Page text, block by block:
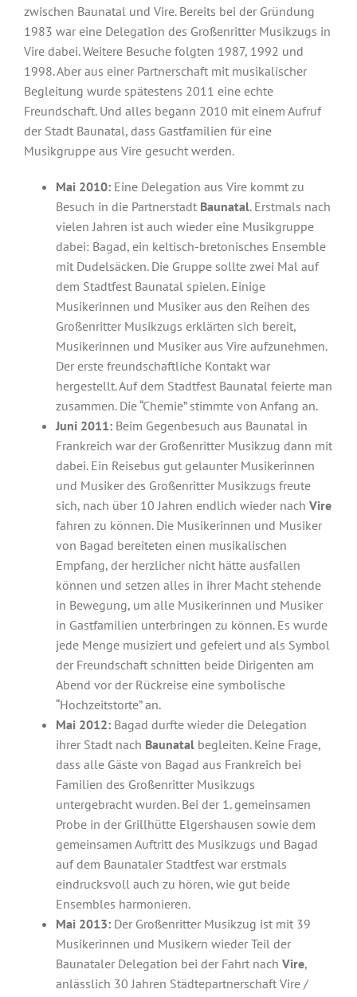
zwischen Baunatal und Vire. Bereits bei der Gründung
1983 war eine Delegation des Großenritter Musikzugs in
Vire dabei. Weitere Besuche folgten 1987, 1992 und
1998. Aber aus einer Partnerschaft mit musikalischer
Begleitung wurde spätestens 2011 eine echte
Freundschaft. Und alles begann 2010 mit einem Aufruf
der Stadt Baunatal, dass Gastfamilien für eine
Musikgruppe aus Vire gesucht werden.
Mai 2010:Eine Delegation aus Vire kommt zu
Besuch in die Partnerstadt Baunatal. Erstmals nach
vielen Jahren ist auch wieder eine Musikgruppe
dabei: Bagad, ein keltisch-bretonisches Ensemble
mit Dudelsäcken. Die Gruppe sollte zwei Mal auf
dem Stadtfest Baunatal spielen. Einige
Musikerinnen und Musiker aus den Reihen des
Großenritter Musikzugs erklärten sich bereit,
Musikerinnen und Musiker aus Vire aufzunehmen.
Der erste freundschaftliche Kontakt war
hergestellt. Auf dem Stadtfest Baunatal feierte man
zusammen. Die “Chemie” stimmte von Anfang an.
Juni 2011:Beim Gegenbesuch aus Baunatal in
Frankreich war der Großenritter Musikzug dann mit
dabei. Ein Reisebus gut gelaunter Musikerinnen
und Musiker des Großenritter Musikzugs freute
sich, nach über 10 Jahren endlich wieder nach Vire
fahren zu können. Die Musikerinnen und Musiker
von Bagad bereiteten einen musikalischen
Empfang, der herzlicher nicht hätte ausfallen
können und setzen alles in ihrer Macht stehende
in Bewegung, um alle Musikerinnen und Musiker
in Gastfamilien unterbringen zu können. Es wurde
jede Menge musiziert und gefeiert und als Symbol
der Freundschaft schnitten beide Dirigenten am
Abend vor der Rückreise eine symbolische
“Hochzeitstorte” an.
Mai 2012:Bagad durfte wieder die Delegation
ihrer Stadt nach Baunatalbegleiten. Keine Frage,
dass alle Gäste von Bagad aus Frankreich bei
Familien des Großenritter Musikzugs
untergebracht wurden. Bei der 1. gemeinsamen
Probe in der Grillhütte Elgershausen sowie dem
gemeinsamen Auftritt des Musikzugs und Bagad
auf dem Baunataler Stadtfest war erstmals
eindrucksvoll auch zu hören, wie gut beide
Ensembles harmonieren.
Mai 2013:Der Großenritter Musikzug ist mit 39
Musikerinnen und Musikern wieder Teil der
Baunataler Delegation bei der Fahrt nach Vire,
anlässlich 30 Jahren Städtepartnerschaft Vire /